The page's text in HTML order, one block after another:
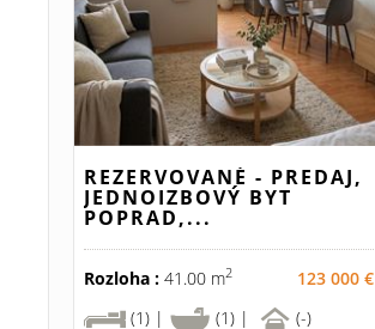
REZERVOVANÉ - PREDAJ,
JEDNOIZBOVÝ BYT
POPRAD,...
Rozloha : 41.00 m2
123 000 €
(1) |
(1) | (-)